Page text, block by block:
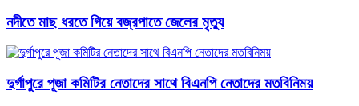
নদীতে মাছ ধরতে গিয়ে বজ্রপাতে জেলের মৃত্যু
দুর্গাপুরে পূজা কমিটির নেতাদের সাথে বিএনপি নেতাদের মতবিনিময়